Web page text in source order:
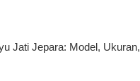
Jati Jepara: Model, Ukuran,